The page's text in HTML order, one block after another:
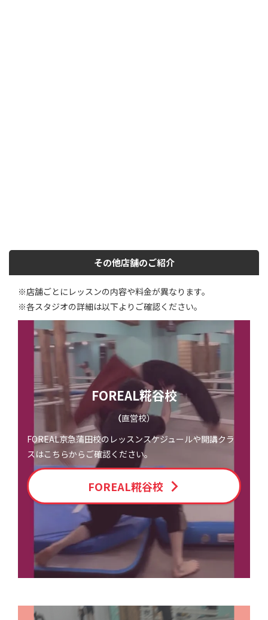
その他店舗のご紹介
※店舗ごとにレッスンの内容や料金が異なります。
※各スタジオの詳細は以下よりご確認ください。
FOREAL糀谷校
（直営校）
FOREAL京急蒲田校のレッスンスケジュールや開講クラ
スはこちらからご確認ください。
FOREAL糀谷校